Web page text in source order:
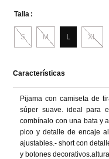
Talla
L
M
S XL
Características
Pijama con camiseta de
súper suave. ideal para
combínalo con una bata y
pico y detalle de encaje
ajustables.- short con
y botones